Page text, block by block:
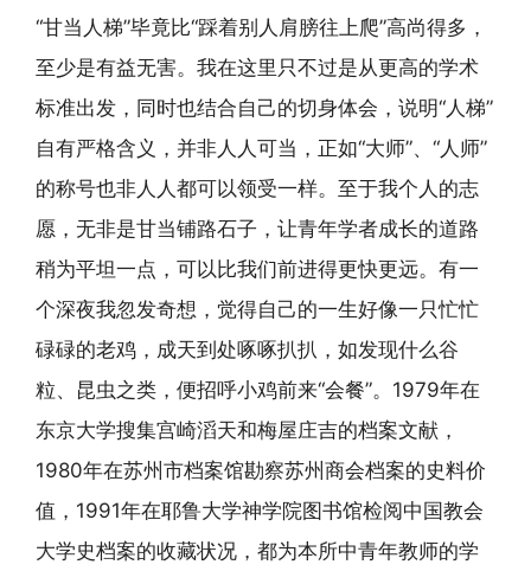
“甘当人梯”毕竟比“踩着别人肩膀往上爬”高尚得多，
至少是有益无害。我在这里只不过是从更高的学术
标准出发，同时也结合自己的切身体会，说明“人梯”
自有严格含义，并非人人可当，正如“大师”、“人师”
的称号也非人人都可以领受一样。至于我个人的志
愿，无非是甘当铺路石子，让青年学者成长的道路
稍为平坦一点，可以比我们前进得更快更远。有一
个深夜我忽发奇想，觉得自己的一生好像一只忙忙
碌碌的老鸡，成天到处啄啄扒扒，如发现什么谷
粒、昆虫之类，便招呼小鸡前来“会餐”。1979年在
东京大学搜集宫崎滔天和梅屋庄吉的档案文献，
1980年在苏州市档案馆勘察苏州商会档案的史料价
值，1991年在耶鲁大学神学院图书馆检阅中国教会
大学史档案的收藏状况，都为本所中青年教师的学